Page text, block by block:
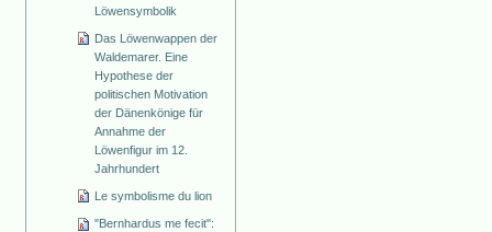
Löwensymbolik
Das Löwenwappen der
Waldemarer. Eine
Hypothese der
politischen Motivation
der Dänenkönige für
Annahme der
Löwenfigur im 12.
Jahrhundert
Le symbolisme du lion
"Bernhardus me fecit":